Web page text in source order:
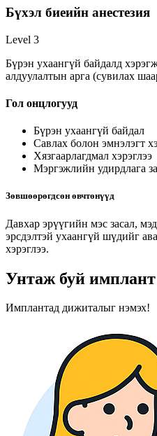
Бүхэл биеийн анестезия
Level 3
Бүрэн ухаангүй байдалд
алдуулалтын арга (сувилах
Гол онцлогууд
Бүрэн ухаангүй байдал
Савлах болон эмнэлэгт
Хязгаарлагдмал хэрэглээ
Мэргэжлийн удирдлага
Зөвшөөрөгдсөн өвчтөнүүд
Давхар эрүүгийн мэс засал,
эрсдэлтэй ухаангүй шүдийг
хэрэглээ.
Унтаж буй имплант
Имплантад дижиталыг нэмэх!